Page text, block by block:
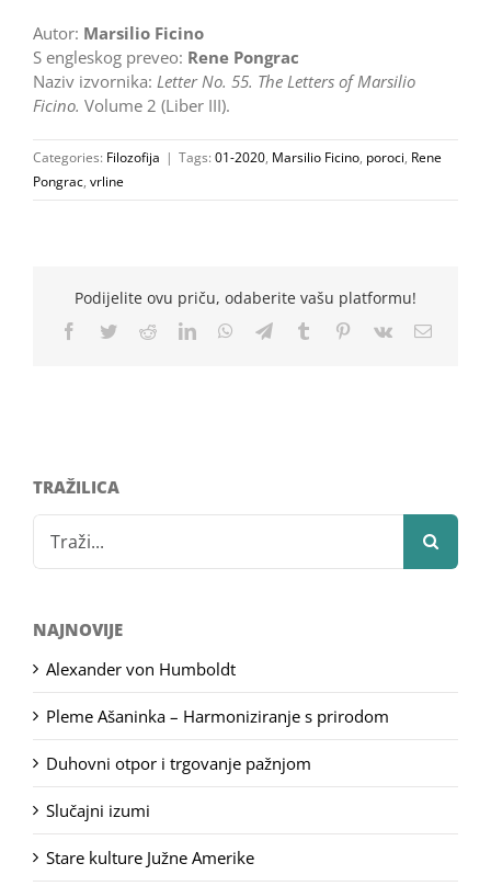
Autor: Marsilio Ficino
S engleskog preveo: Rene Pongrac
Naziv izvornika: Letter No. 55. The Letters of Marsilio
Ficino. Volume 2 (Liber III).
Categories: Filozofija | Tags: 01-2020, Marsilio Ficino, poroci, Rene
Pongrac, vrline
Podijelite ovu priču, odaberite vašu platformu!
Facebook
TwitterRedditLinkedInWhatsApp
TelegramTumblr Pinterest
Vk Email
TRAŽILICA
Search
for:
NAJNOVIJE
Alexander von Humboldt
Pleme Ašaninka – Harmoniziranje s prirodom
Duhovni otpor i trgovanje pažnjom
Slučajni izumi
Stare kulture Južne Amerike